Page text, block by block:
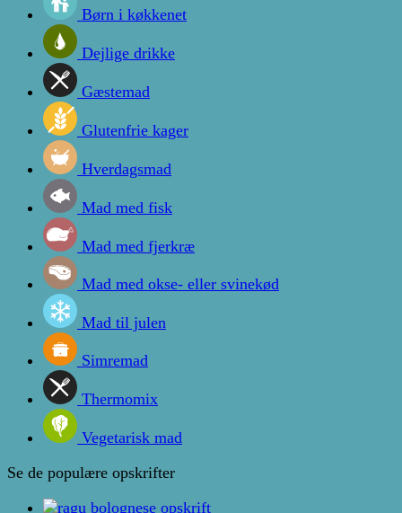
Børn i køkkenet
Dejlige drikke
Gæstemad
Glutenfrie kager
Hverdagsmad
Mad med fisk
Mad med fjerkræ
Mad med okse- eller svinekød
Mad til julen
Simremad
Thermomix
Vegetarisk mad
Se de populære opskrifter